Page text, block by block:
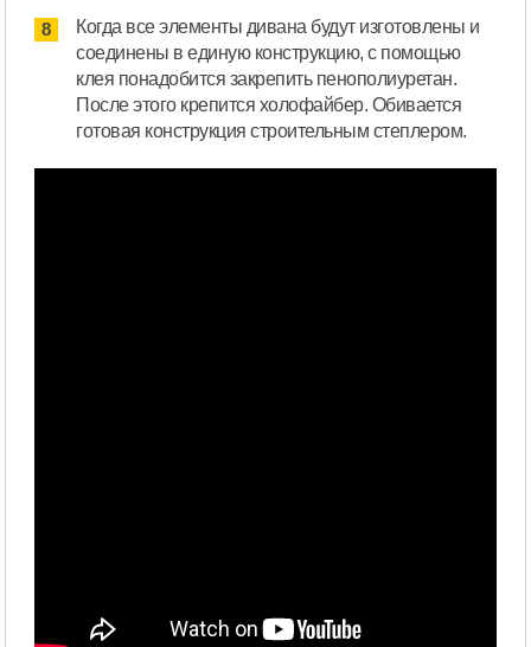
Когда все элементы дивана будут изготовлены и
соединены в единую конструкцию, с помощью
клея понадобится закрепить пенополиуретан.
После этого крепится холофайбер. Обивается
готовая конструкция строительным степлером.